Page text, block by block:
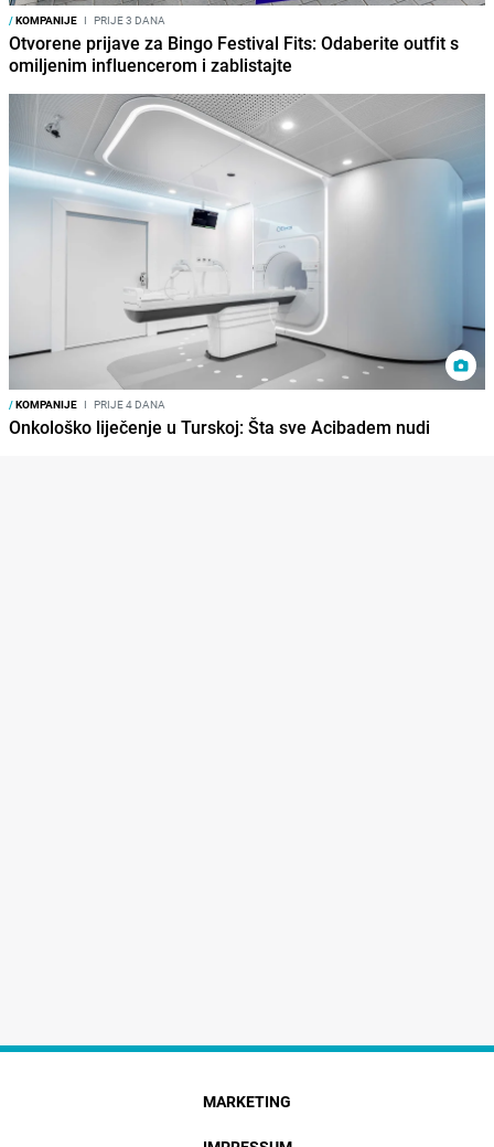
/KOMPANIJE I PRIJE 3 DANA
Otvorene prijave za Bingo Festival Fits: Odaberite outfit s
omiljenim influencerom i zablistajte
/KOMPANIJE I PRIJE 4 DANA
Onkološko liječenje u Turskoj: Šta sve Acibadem nudi
MARKETING